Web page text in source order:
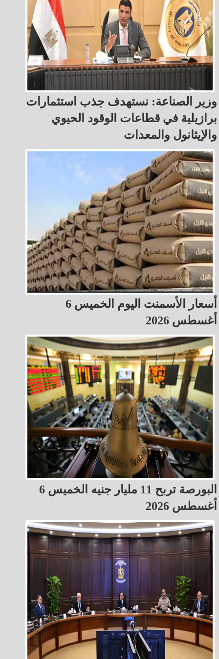
وزير الصناعة: نستهدف جذب استثمارات
برازيلية في قطاعات الوقود الحيوي
والإيثانول والمعدات
أسعار الأسمنت اليوم الخميس 6
أغسطس 2026
البورصة تربح 11 مليار جنيه الخميس 6
أغسطس 2026